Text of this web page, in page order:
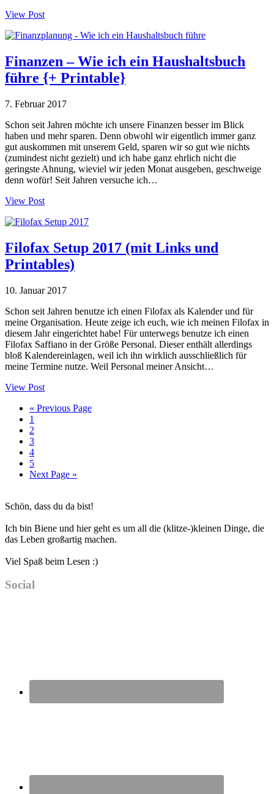
View Post
Finanzen – Wie ich ein Haushaltsbuch
führe {+ Printable}
7. Februar 2017
Schon seit Jahren möchte ich unsere Finanzen besser im Blick
haben und mehr sparen. Denn obwohl wir eigentlich immer ganz
gut auskommen mit unserem Geld, sparen wir so gut wie nichts
(zumindest nicht gezielt) und ich habe ganz ehrlich nicht die
geringste Ahnung, wieviel wir jeden Monat ausgeben, geschweige
denn wofür! Seit Jahren versuche ich…
View Post
Filofax Setup 2017 (mit Links und
Printables)
10. Januar 2017
Schon seit Jahren benutze ich einen Filofax als Kalender und für
meine Organisation. Heute zeige ich euch, wie ich meinen Filofax in
diesem Jahr eingerichtet habe! Für unterwegs benutze ich einen
Filofax Saffiano in der Größe Personal. Dieser enthält allerdings
bloß Kalendereinlagen, weil ich ihn wirklich ausschließlich für
meine Termine nutze. Weil Personal meiner Ansicht…
View Post
« Go
Previous Page
Seite
1
Seite
2
Seite
3
Seite
4
Seite
5
Go
Next Page »
Sidebar
Schön, dass du da bist!
Ich bin Biene und hier geht es um all die (klitze-)kleinen Dinge, die
das Leben großartig machen.
Viel Spaß beim Lesen :)
Social